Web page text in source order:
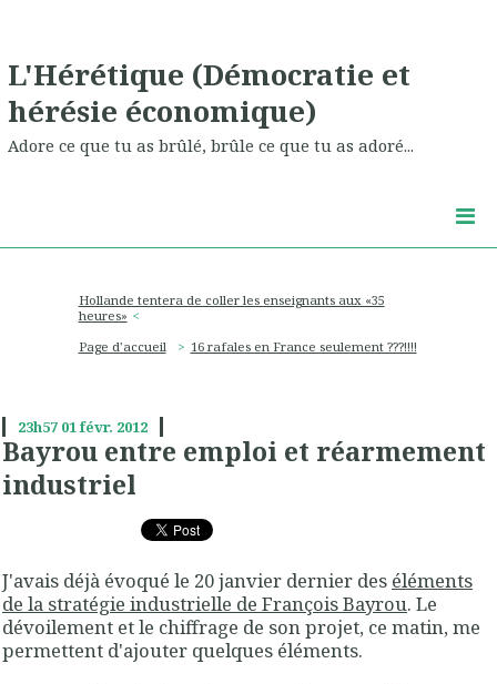
L'Hérétique (Démocratie et
hérésie économique)
Adore ce que tu as brûlé, brûle ce que tu as adoré...
Hollande tentera de coller les enseignants aux «35
heures»
Page d'accueil
16 rafales en France seulement ???!!!!
23h57 01févr. 2012
Bayrou entre emploi et réarmement
industriel
J'avais déjà évoqué le 20 janvier dernier des éléments
de la stratégie industrielle de François Bayrou. Le
dévoilement et le chiffrage de son projet, ce matin, me
permettent d'ajouter quelques éléments.